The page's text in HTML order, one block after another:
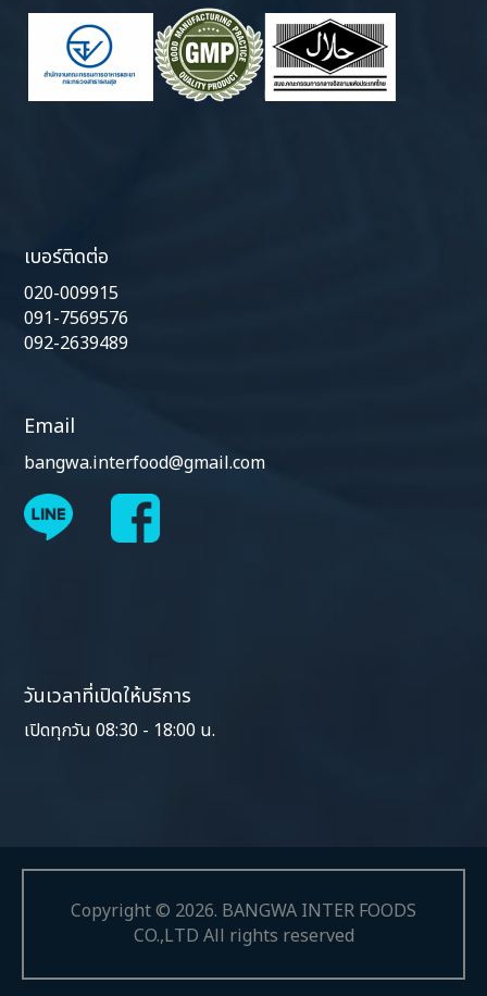
เบอร์ติดต่อ
020-009915
091-7569576
092-2639489
Email
bangwa.interfood@gmail.com
วันเวลาที่เปิดให้บริการ
เปิดทุกวัน 08:30 - 18:00 น.
Copyright © 2026. BANGWA INTER FOODS
CO.,LTD All rights reserved